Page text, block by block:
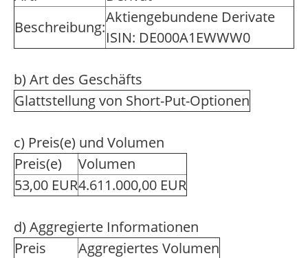
Beschreibung:
Aktiengebundene Derivate
ISIN: DE000A1EWWW0
b) Art des Geschäfts
Glattstellung von Short-Put-Optionen
c) Preis(e) und Volumen
Preis(e)
Volumen
53,00 EUR4.611.000,00 EUR
d) Aggregierte Informationen
Preis
Aggregiertes Volumen